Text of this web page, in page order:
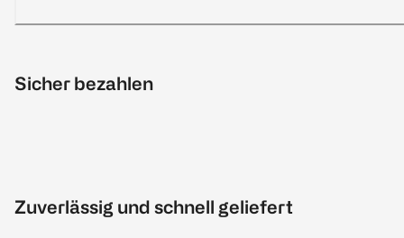
Sicher bezahlen
Zuverlässig und schnell geliefert